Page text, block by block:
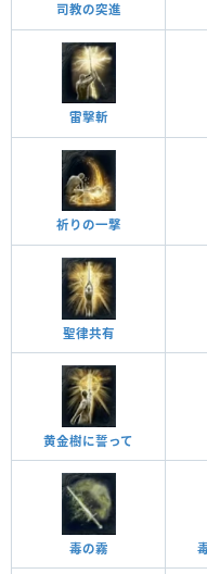
司教の突進
雷擊斬
祈りの一撃
聖律共有
黄金樹に誓って
毒の霧